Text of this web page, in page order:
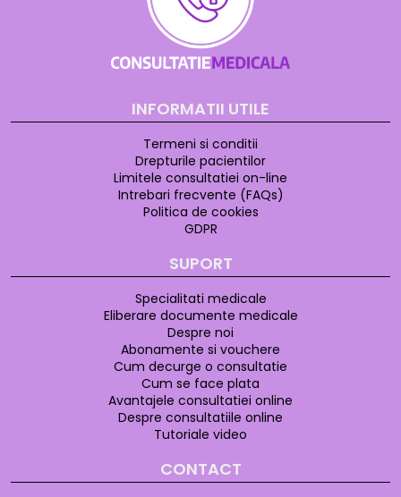
INFORMATII UTILE
Termeni si conditii
Drepturile pacientilor
Limitele consultatiei on-line
Intrebari frecvente (FAQs)
Politica de cookies
GDPR
SUPORT
Specialitati medicale
Eliberare documente medicale
Despre noi
Abonamente si vouchere
Cum decurge o consultatie
Cum se face plata
Avantajele consultatiei online
Despre consultatiile online
Tutoriale video
CONTACT